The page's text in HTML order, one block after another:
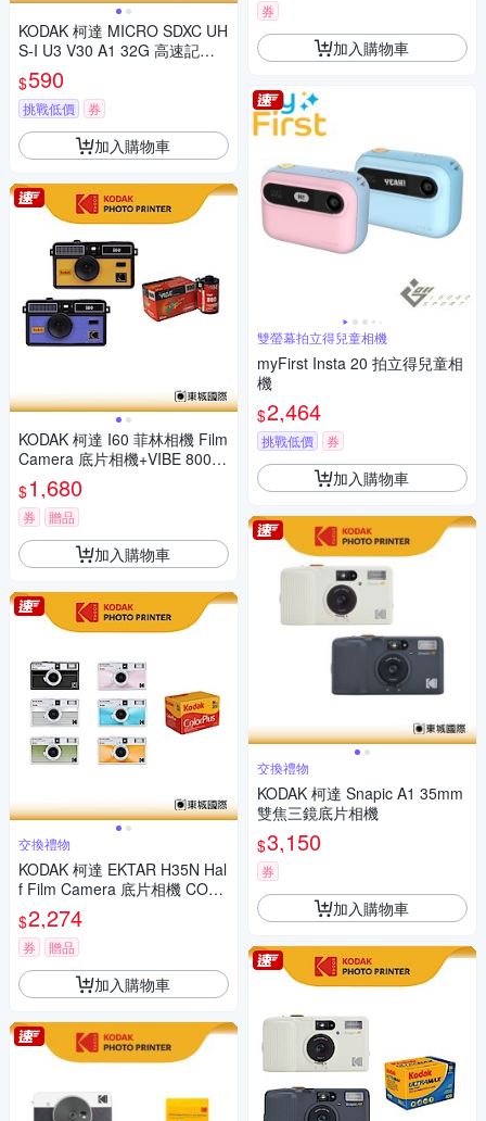
KODAK 柯達 MICRO SDXC UH
S-I U3 V30 A1 32G 高速記憶
卡(附轉卡)
$590
挑戰低價 券
加入購物車
KODAK 柯達 I60 菲林相機 Film
Camera 底片相機+VIBE 800底
片組
$1,680
券 贈品
加入購物車
交換禮物
KODAK 柯達 EKTAR H35N Hal
f Film Camera 底片相機 COLO
RPLUS 200底片組
$2,274
券 贈品
加入購物車
券
加入購物車
雙螢幕拍立得兒童相機
myFirst Insta 20 拍立得兒童相
機
$2,464
挑戰低價 券
加入購物車
交換禮物
KODAK 柯達 Snapic A1 35mm
雙焦三鏡底片相機
$3,150
券
加入購物車